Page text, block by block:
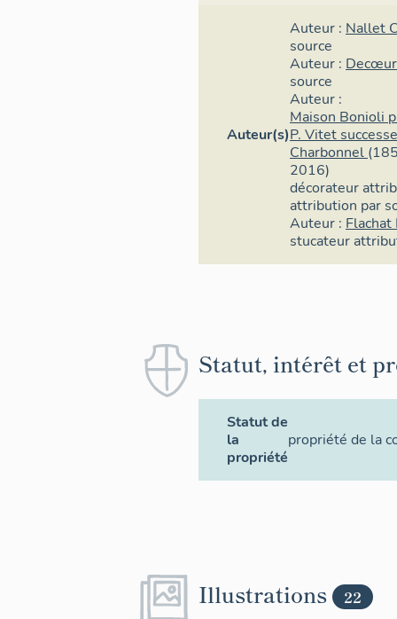
Auteur(s)
Auteur : Nallet
source
Auteur :
source
Auteur :
Maison Bonioli
P. Vitet
Charbonnel
2016)
décorateur
attribution par
Auteur : Flachat
stucateur
Statut, intérêt et
Statut de
la
propriété
propriété de la
Illustrations 22